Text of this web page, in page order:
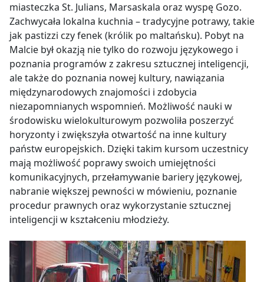
miasteczka St. Julians, Marsaskala oraz wyspę Gozo.
Zachwycała lokalna kuchnia – tradycyjne potrawy, takie
jak pastizzi czy fenek (królik po maltańsku). Pobyt na
Malcie był okazją nie tylko do rozwoju językowego i
poznania programów z zakresu sztucznej inteligencji,
ale także do poznania nowej kultury, nawiązania
międzynarodowych znajomości i zdobycia
niezapomnianych wspomnień. Możliwość nauki w
środowisku wielokulturowym pozwoliła poszerzyć
horyzonty i zwiększyła otwartość na inne kultury
państw europejskich. Dzięki takim kursom uczestnicy
mają możliwość poprawy swoich umiejętności
komunikacyjnych, przełamywanie bariery językowej,
nabranie większej pewności w mówieniu, poznanie
procedur prawnych oraz wykorzystanie sztucznej
inteligencji w kształceniu młodzieży.